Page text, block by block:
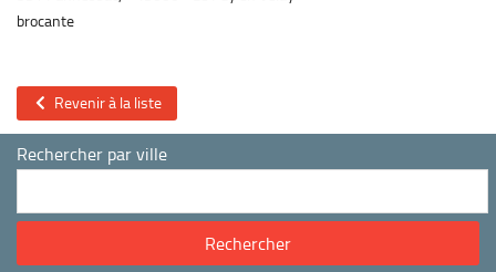
brocante
Revenir à la liste
Rechercher par ville